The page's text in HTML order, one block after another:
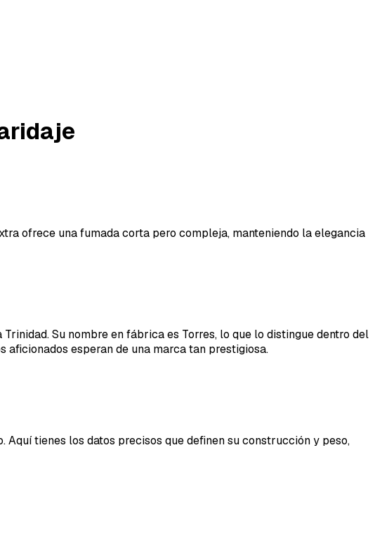
ofrece una fumada corta pero compleja, manteniendo la elegancia
Su nombre en fábrica es Torres, lo que lo distingue dentro del
aficionados esperan de una marca tan prestigiosa.
tienes los datos precisos que definen su construcción y peso,